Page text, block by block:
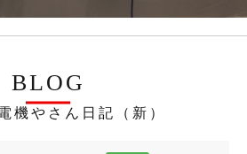
BLOG
機やさん日記（新）